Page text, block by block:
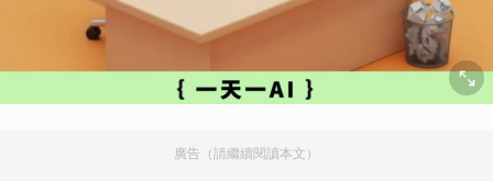
廣告（請繼續閱讀本文）